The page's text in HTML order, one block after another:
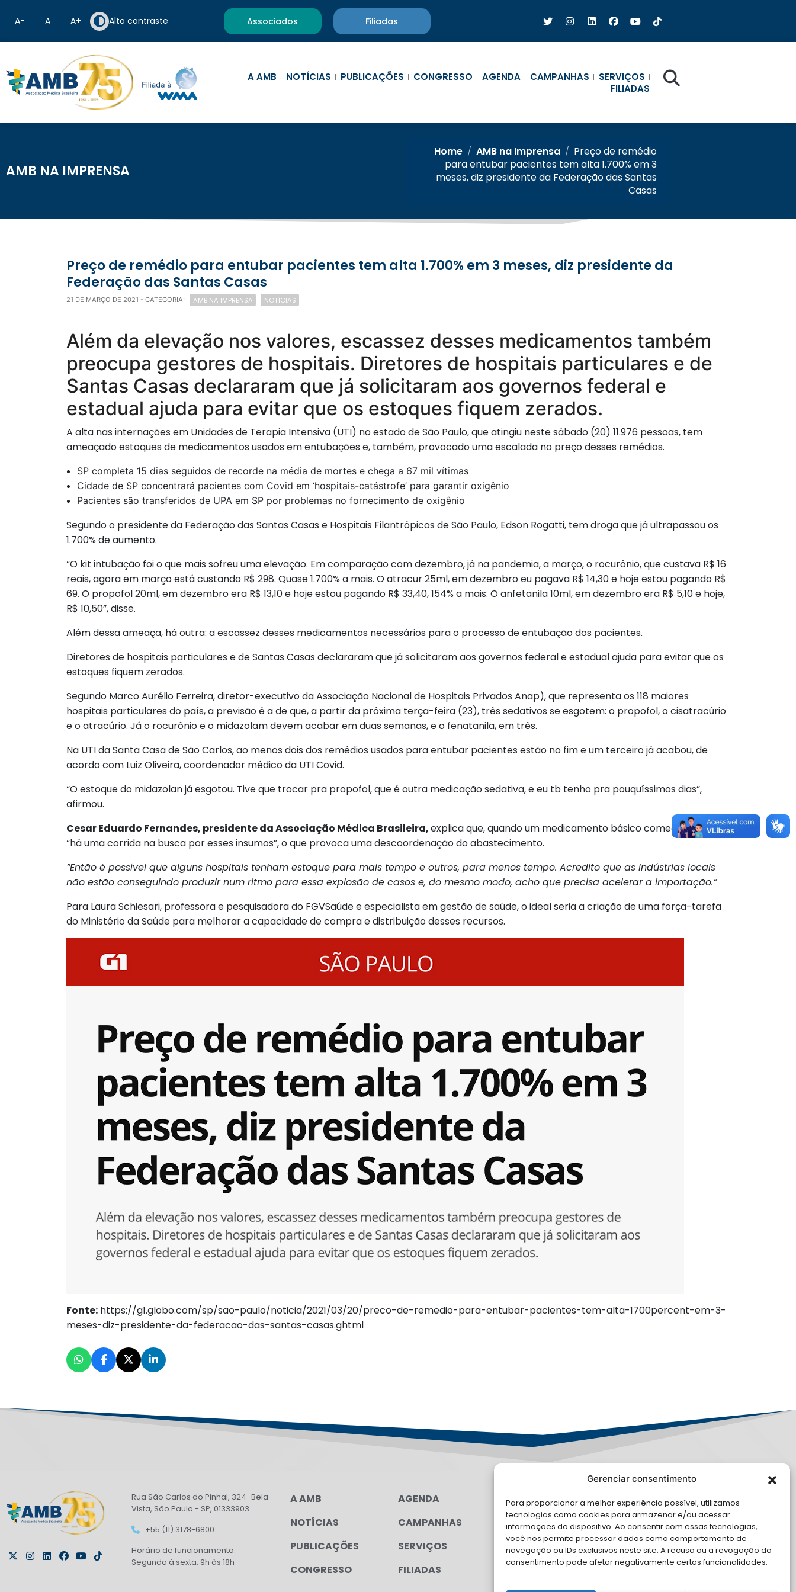
Gerenciar consentimento
Para proporcionar a melhor experiência possível, utilizamos
tecnologias como cookies para armazenar e/ou acessar
informações do dispositivo. Ao consentir com essas tecnologias,
você nos permite processar dados como comportamento de
navegação ou IDs exclusivos neste site. A recusa ou a revogação do
consentimento pode afetar negativamente certas funcionalidades.
A− A A+ Alto contraste Associados Filiadas
A AMB NOTÍCIAS PUBLICAÇÕES CONGRESSO AGENDA CAMPANHAS
SERVIÇOS
FILIADAS
AMB NA IMPRENSA
Home / AMB na Imprensa / Preço de remédio
para entubar pacientes tem alta 1.700% em 3
meses, diz presidente da Federação das Santas
Casas
Preço de remédio para entubar pacientes tem alta 1.700% em 3 meses, diz presidente da
Federação das Santas Casas
21 DE MARÇO DE 2021 - CATEGORIA: AMB NA IMPRENSA NOTÍCIAS
Além da elevação nos valores, escassez desses medicamentos também
preocupa gestores de hospitais. Diretores de hospitais particulares e de
Santas Casas declararam que já solicitaram aos governos federal e
estadual ajuda para evitar que os estoques fiquem zerados.
A alta nas internações em Unidades de Terapia Intensiva (UTI) no estado de São Paulo, que atingiu neste sábado (20) 11.976 pessoas, tem
ameaçado estoques de medicamentos usados em entubações e, também, provocado uma escalada no preço desses remédios.
SP completa 15 dias seguidos de recorde na média de mortes e chega a 67 mil vítimas
Cidade de SP concentrará pacientes com Covid em ‘hospitais-catástrofe’ para garantir oxigênio
Pacientes são transferidos de UPA em SP por problemas no fornecimento de oxigênio
Segundo o presidente da Federação das Santas Casas e Hospitais Filantrópicos de São Paulo, Edson Rogatti, tem droga que já ultrapassou os
1.700% de aumento.
“O kit intubação foi o que mais sofreu uma elevação. Em comparação com dezembro, já na pandemia, a março, o rocurônio, que custava R$ 16
reais, agora em março está custando R$ 298. Quase 1.700% a mais. O atracur 25ml, em dezembro eu pagava R$ 14,30 e hoje estou pagando R$
69. O propofol 20ml, em dezembro era R$ 13,10 e hoje estou pagando R$ 33,40, 154% a mais. O anfetanila 10ml, em dezembro era R$ 5,10 e hoje,
R$ 10,50”, disse.
Além dessa ameaça, há outra: a escassez desses medicamentos necessários para o processo de entubação dos pacientes.
Diretores de hospitais particulares e de Santas Casas declararam que já solicitaram aos governos federal e estadual ajuda para evitar que os
estoques fiquem zerados.
Segundo Marco Aurélio Ferreira, diretor-executivo da Associação Nacional de Hospitais Privados Anap), que representa os 118 maiores
hospitais particulares do país, a previsão é a de que, a partir da próxima terça-feira (23), três sedativos se esgotem: o propofol, o cisatracúrio
e o atracúrio. Já o rocurônio e o midazolam devem acabar em duas semanas, e o fenatanila, em três.
Na UTI da Santa Casa de São Carlos, ao menos dois dos remédios usados para entubar pacientes estão no fim e um terceiro já acabou, de
acordo com Luiz Oliveira, coordenador médico da UTI Covid.
“O estoque do midazolan já esgotou. Tive que trocar pra propofol, que é outra medicação sedativa, e eu tb tenho pra pouquíssimos dias”,
afirmou.
Cesar Eduardo Fernandes, presidente da Associação Médica Brasileira,explica que, quando um medicamento básico começa a faltar,
“há uma corrida na busca por esses insumos”, o que provoca uma descoordenação do abastecimento.
”Então é possível que alguns hospitais tenham estoque para mais tempo e outros, para menos tempo. Acredito que as indústrias locais
não estão conseguindo produzir num ritmo para essa explosão de casos e, do mesmo modo, acho que precisa acelerar a importação.”
Para Laura Schiesari, professora e pesquisadora do FGVSaúde e especialista em gestão de saúde, o ideal seria a criação de uma força-tarefa
do Ministério da Saúde para melhorar a capacidade de compra e distribuição desses recursos.
Fonte: https://g1.globo.com/sp/sao-paulo/noticia/2021/03/20/preco-de-remedio-para-entubar-pacientes-tem-alta-1700percent-em-3-
meses-diz-presidente-da-federacao-das-santas-casas.ghtml
Rua São Carlos do Pinhal, 324 Bela
Vista, São Paulo - SP, 01333903
+55 (11) 3178-6800
Horário de funcionamento:
Segunda à sexta: 9h às 18h
A AMB
NOTÍCIAS
PUBLICAÇÕES
CONGRESSO
AGENDA
CAMPANHAS
SERVIÇOS
FILIADAS
LGPD
FALE CONOSCO
Solicite Apoio Institucional da AMB
para o seu evento